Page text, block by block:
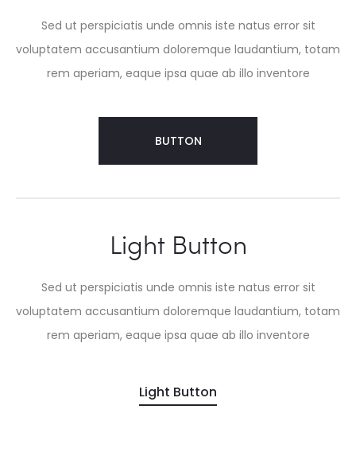
Sed ut perspiciatis unde omnis iste natus error sit
voluptatem accusantium doloremque laudantium, totam
rem aperiam, eaque ipsa quae ab illo inventore
BUTTON
Light Button
Sed ut perspiciatis unde omnis iste natus error sit
voluptatem accusantium doloremque laudantium, totam
rem aperiam, eaque ipsa quae ab illo inventore
Light Button